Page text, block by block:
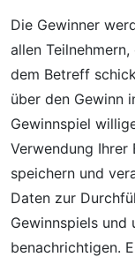
Die Gewinner
allen
dem Betreff
über den Gewinn
Gewinnspiel
Verwendung Ihrer
speichern und
Daten zur
Gewinnspiels und
benachrichtigen.